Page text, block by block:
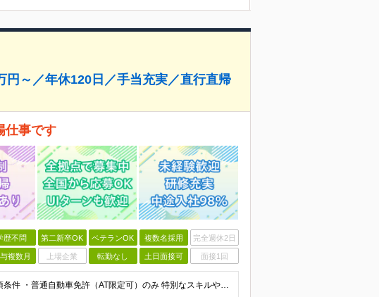
～／年休120日／手当充実／直行直帰
仕事です
歴不問 第二新卒OK ベテランOK 複数名採用 完全週休2日
複数月 上場企業 転勤なし 土日面接可 面接1回
【未経験歓迎／学歴・経歴不問】 ■必須条件 ・普通自動車免許（AT限定可）のみ 特別なスキルや経験は一切不要。 実際に、社員の9割以上が未経験スタートです。 「工具を触ったことがない」 「現場仕